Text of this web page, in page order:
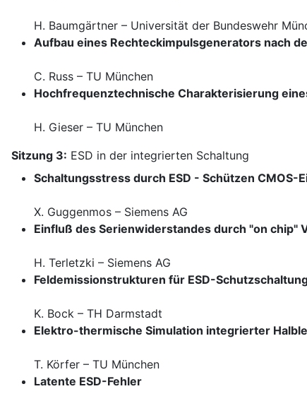
H. Baumgärtner – Universität der Bundeswehr
Aufbau eines Rechteckimpulsgenerators nach
C. Russ – TU München
Hochfrequenztechnische Charakterisierung
H. Gieser – TU München
Sitzung 3: ESD in der integrierten Schaltung
Schaltungsstress durch ESD - Schützen
X. Guggenmos – Siemens AG
Einfluß des Serienwiderstandes durch "on chip"
H. Terletzki – Siemens AG
Feldemissionstrukturen für ESD-
K. Bock – TH Darmstadt
Elektro-thermische Simulation integrierter
T. Körfer – TU München
Latente ESD-Fehler